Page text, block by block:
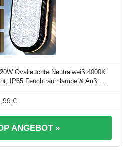
Ovalleuchte Neutralweiß 4000K
IP65 Feuchtraumlampe & Auß ...
€
ANGEBOT »